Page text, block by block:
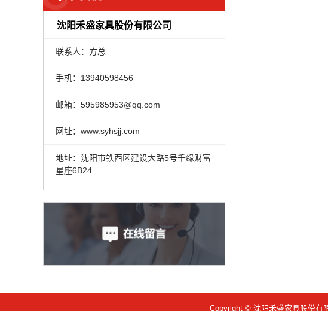
沈阳禾盛家具股份有限公司
联系人：方总
手机：13940598456
邮箱：595985953@qq.com
网址：www.syhsjj.com
地址：沈阳市铁西区建设大路5号千缘财富
星座6B24
Copyright © 沈阳禾盛家具股份有